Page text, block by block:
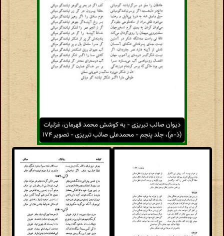
دیوان صائب تبریزی - به کوشش محمد قهرمان، غزلیات
(ذ-م)، جلد پنجم - محمدعلی صائب تبریزی - تصویر ۱۷۴